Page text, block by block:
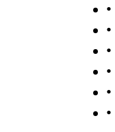
•
•
•
•
•
•